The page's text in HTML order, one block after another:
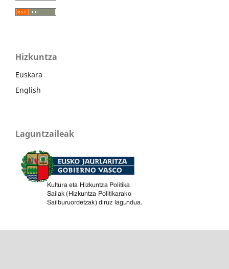
Hizkuntza
Euskara
English
Laguntzaileak